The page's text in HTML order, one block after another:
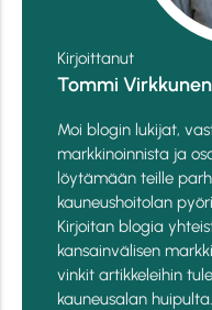
Kirjoittanut
Tommi Virkkunen
Moi blogin lukijat,
markkinoinnista ja
löytämään teille
kauneushoitolan
Kirjoitan blogia
kansainvälisen
vinkit artikkeleihin
kauneusalan